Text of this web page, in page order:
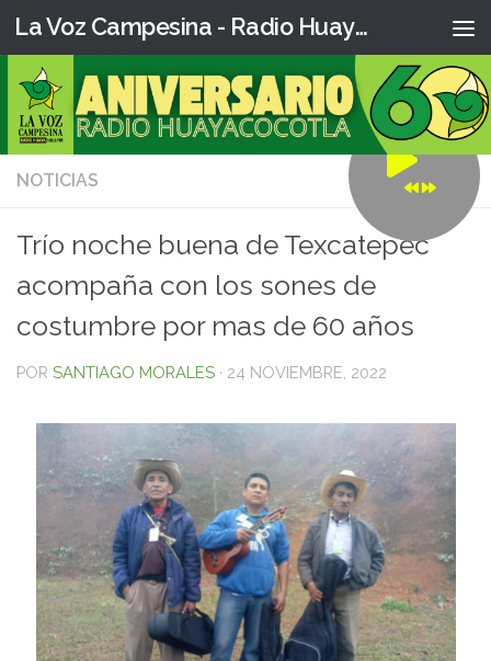
La Voz Campesina - Radio Huaya
NOTICIAS
Trío noche buena de Texcatepec
acompaña con los sones de
costumbre por mas de 60 años
POR SANTIAGO MORALES · 24 NOVIEMBRE, 2022